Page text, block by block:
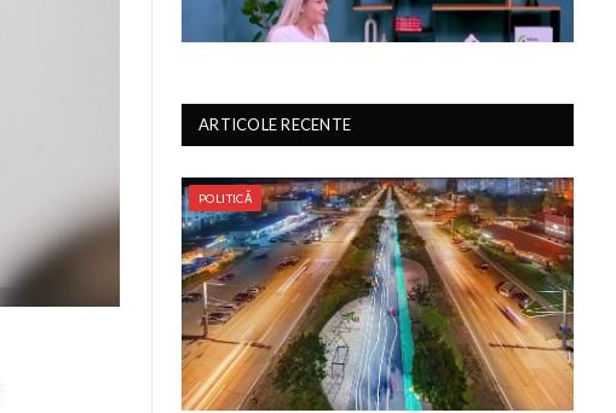
ARTICOLE RECENTE
POLITICĂ